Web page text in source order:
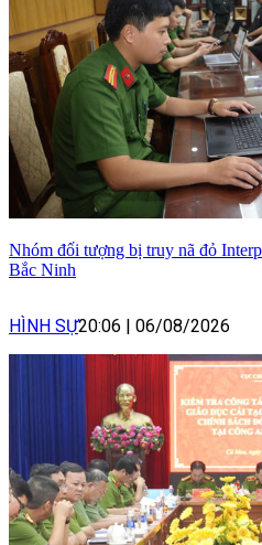
Nhóm đối tượng bị truy nã đỏ
Bắc Ninh
HÌNH SỰ20:06 | 06/08/2026